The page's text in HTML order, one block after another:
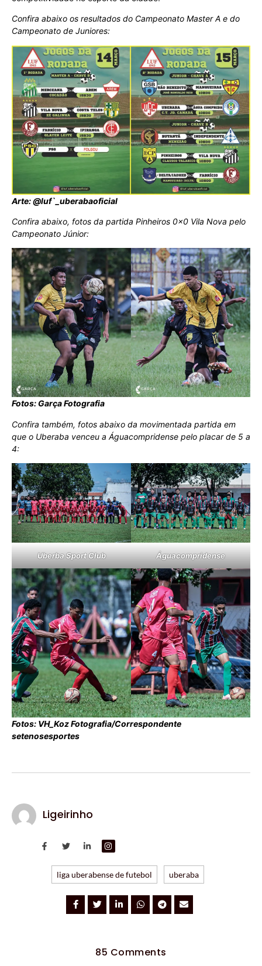
Confira abaixo os resultados do Campeonato Master A e do
Campeonato de Juniores:
Arte: @luf`_uberabaoficial
Confira abaixo, fotos da partida Pinheiros 0x0 Vila Nova pelo
Campeonato Júnior:
Fotos: Garça Fotografia
Confira também, fotos abaixo da movimentada partida em
que o Uberaba venceu a Águacompridense pelo placar de 5 a
4:
Uberba Sport Club Águacompridense
Fotos: VH_Koz Fotografia/Correspondente
setenosesportes
Ligeirinho
liga uberabense de futebol uberaba
85 Comments